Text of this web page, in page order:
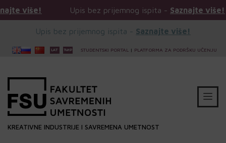
Upis bez prijemnog ispita -Saznajte više!
Upis bez prijemnog ispita - Saznajte više!
STUDENTSKI PORTAL | PLATFORMA ZA PODRŠKU UČENJU
KREATIVNE INDUSTRIJE I SAVREMENA UMETNOST